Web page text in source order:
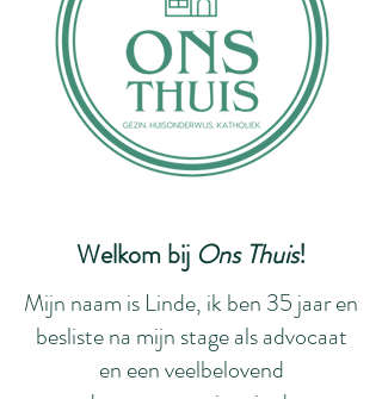
Welkom bij Ons Thuis!
Mijn naam is Linde, ik ben 35 jaar en
besliste na mijn stage als advocaat
en een veelbelovend